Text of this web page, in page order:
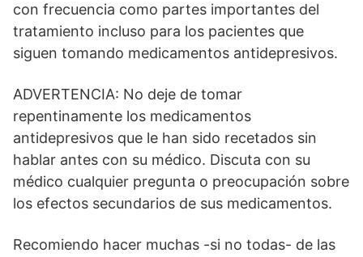
con frecuencia como partes importantes del
tratamiento incluso para los pacientes que
siguen tomando medicamentos antidepresivos.
ADVERTENCIA: No deje de tomar
repentinamente los medicamentos
antidepresivos que le han sido recetados sin
hablar antes con su médico. Discuta con su
médico cualquier pregunta o preocupación sobre
los efectos secundarios de sus medicamentos.
Recomiendo hacer muchas -si no todas- de las